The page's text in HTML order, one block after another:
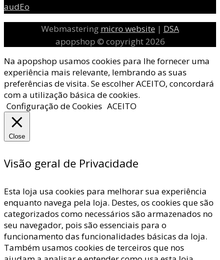
audEo
Webmastering micro website | DSA
apopshop © copyright 2026
Na apopshop usamos cookies para lhe fornecer uma
experiência mais relevante, lembrando as suas
preferências de visita. Se escolher ACEITO, concordará
com a utilização básica de cookies.
Configuração de Cookies ACEITO
Close
Visão geral de Privacidade
Esta loja usa cookies para melhorar sua experiência
enquanto navega pela loja. Destes, os cookies que são
categorizados como necessários são armazenados no
seu navegador, pois são essenciais para o
funcionamento das funcionalidades básicas da loja.
Também usamos cookies de terceiros que nos